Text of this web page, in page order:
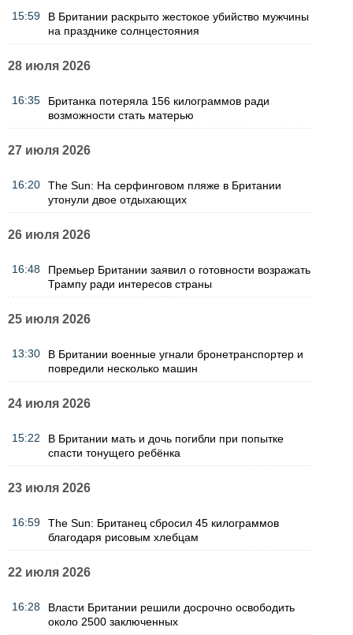
15:59
В Британии раскрыто жестокое убийство мужчины
на празднике солнцестояния
28 июля 2026
16:35
Британка потеряла 156 килограммов ради
возможности стать матерью
27 июля 2026
16:20
The Sun: На серфинговом пляже в Британии
утонули двое отдыхающих
26 июля 2026
16:48
Премьер Британии заявил о готовности возражать
Трампу ради интересов страны
25 июля 2026
13:30
В Британии военные угнали бронетранспортер и
повредили несколько машин
24 июля 2026
15:22
В Британии мать и дочь погибли при попытке
спасти тонущего ребёнка
23 июля 2026
16:59
The Sun: Британец сбросил 45 килограммов
благодаря рисовым хлебцам
22 июля 2026
16:28
Власти Британии решили досрочно освободить
около 2500 заключенных